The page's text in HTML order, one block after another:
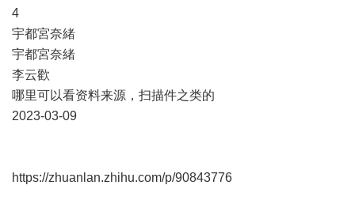
​4
宇都宮奈緒
宇都宮奈緒
李云歡
哪里可以看资料来源，扫描件之类的
2023-03-09
https://zhuanlan.zhihu.com/p/90843776